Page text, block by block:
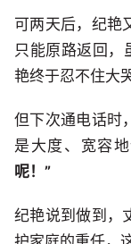
可两天后，纪艳
只能原路返回，
艳终于忍不住大
但下次通电话时
是大度、宽容
呢！”
纪艳说到做到，